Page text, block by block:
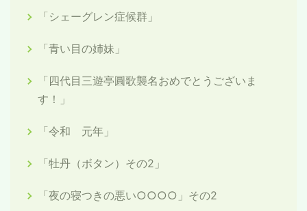
「シェーグレン症候群」
「青い目の姉妹」
「四代目三遊亭圓歌襲名おめでとうございま
す！」
「令和 元年」
「牡丹（ボタン）その2」
「夜の寝つきの悪い○○○○」その2